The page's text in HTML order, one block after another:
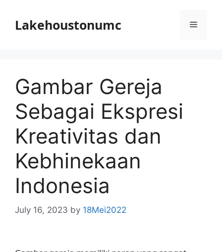
contentLakehoustonumc Menu
Gambar Gereja
Sebagai Ekspresi
Kreativitas dan
Kebhinekaan
Indonesia
July 16, 2023 by 18Mei2022